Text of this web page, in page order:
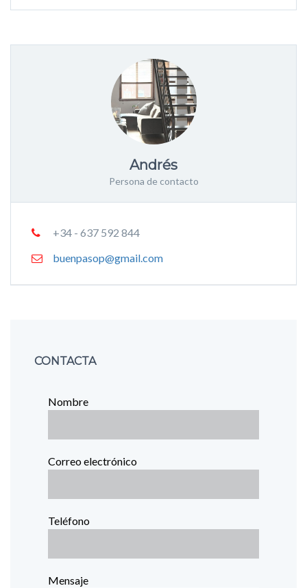
Andrés
Persona de contacto
+34 - 637 592 844
buenpasop@gmail.com
CONTACTA
Nombre
Correo electrónico
Teléfono
Mensaje